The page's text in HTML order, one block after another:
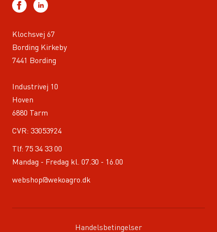
Klochsvej 67
Bording Kirkeby
7441 Bording
Industrivej 10
Hoven
6880 Tarm
CVR: 33053924
Tlf: 75 34 33 00
Mandag - Fredag kl. 07.30 - 16.00
webshop@wekoagro.dk
Handelsbetingelser